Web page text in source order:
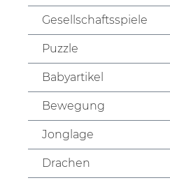
Gesellschaftsspiele
Puzzle
Babyartikel
Bewegung
Jonglage
Drachen